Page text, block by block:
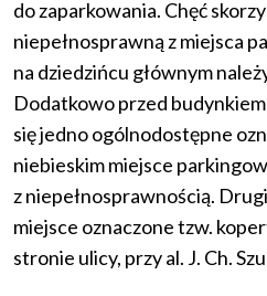
do zaparkowania. Chęć
niepełnosprawną z miejsca
na dziedzińcu głównym
Dodatkowo przed
się jedno ogólnodostępne
niebieskim miejsce
z niepełnosprawnością.
miejsce oznaczone tzw.
stronie ulicy, przy al. J. Ch.